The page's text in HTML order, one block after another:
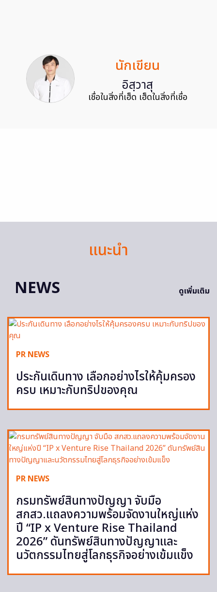
นักเขียน
อิสฺวาสุ
เชื่อในสิ่งที่เฮ็ด เฮ็ดในสิ่งที่เชื่อ
แนะนำ
NEWS
ดูเพิ่มเติม
PR NEWS
ประกันเดินทาง เลือกอย่างไรให้คุ้มครอง
ครบ เหมาะกับทริปของคุณ
PR NEWS
กรมทรัพย์สินทางปัญญา จับมือ
สกสว.แถลงความพร้อมจัดงานใหญ่แห่ง
ปี “IP x Venture Rise Thailand
2026” ดันทรัพย์สินทางปัญญาและ
นวัตกรรมไทยสู่โลกธุรกิจอย่างเข้มแข็ง